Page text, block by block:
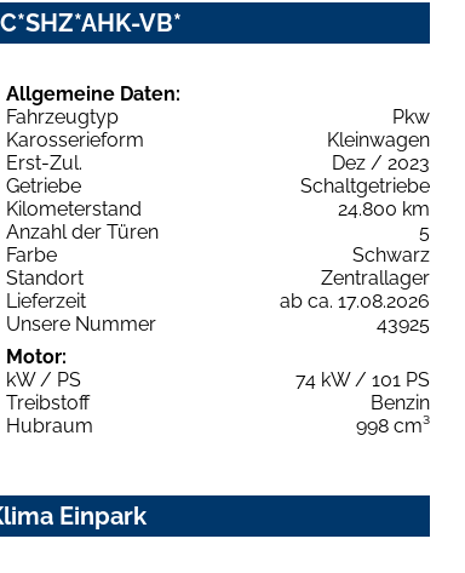
VB*
Allgemeine Daten:
Fahrzeugtyp
Pkw
Karosserieform
Kleinwagen
Erst-Zul.
Dez / 2023
Getriebe
Schaltgetriebe
Kilometerstand
24.800 km
Anzahl der Türen
5
Farbe
Schwarz
Standort
Zentrallager
Lieferzeit
ab ca. 17.08.2026
Unsere Nummer
43925
Motor:
kW / PS
74 kW / 101 PS
Treibstoff
Benzin
Hubraum
998 cm³
Einpark